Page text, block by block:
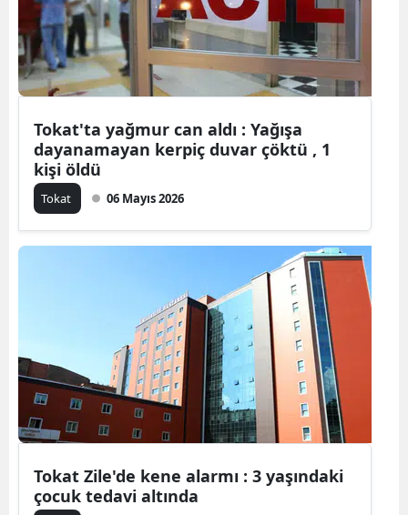
Diyarbakır
Edirne
Elazığ
Gaziantep
Giresun
Gümüşhane
Hakkari
Hatay
Isparta
Tokat'ta yağmur can aldı : Yağışa
dayanamayan kerpiç duvar çöktü , 1
kişi öldü
Tokat 06 Mayıs 2026
Tokat Zile'de kene alarmı : 3 yaşındaki
çocuk tedavi altında